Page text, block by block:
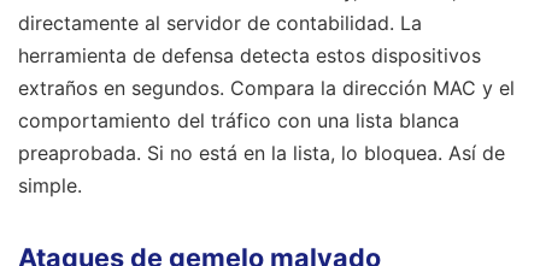
directamente al servidor de contabilidad. La
herramienta de defensa detecta estos dispositivos
extraños en segundos. Compara la dirección MAC y el
comportamiento del tráfico con una lista blanca
preaprobada. Si no está en la lista, lo bloquea. Así de
simple.
Ataques de gemelo malvado